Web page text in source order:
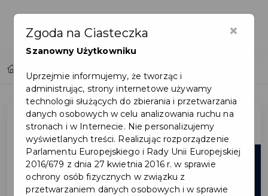
20
×
Zgoda na Ciasteczka
Szanowny Użytkowniku
Uprzejmie informujemy, że tworząc i
administrując, strony internetowe używamy
technologii służących do zbierania i przetwarzania
danych osobowych w celu analizowania ruchu na
stronach i w Internecie. Nie personalizujemy
wyświetlanych treści. Realizując rozporządzenie
Parlamentu Europejskiego i Rady Unii Europejskiej
2016/679 z dnia 27 kwietnia 2016 r. w sprawie
ochrony osób fizycznych w związku z
przetwarzaniem danych osobowych i w sprawie